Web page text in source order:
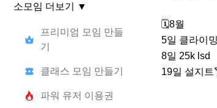
소모임 더보기 ▼
프리미엄 모임 만들
기
클래스 모임 만들기
파워 유저 이용권
🗓️8월
5일 클라이
8일 25k lsd
19일 설지트